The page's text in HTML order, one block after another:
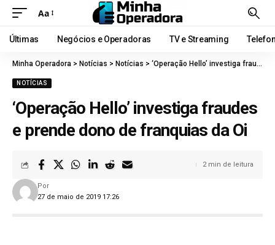
Aa
Últimas Negócios e Operadoras TV e Streaming
Minha Operadora > Notícias > Notícias > ‘Operação Hello’ investiga fraudes e prende dono de franquias da Oi
NOTÍCIAS
‘Operação Hello’ investiga fraudes
e prende dono de franquias da Oi
27 de maio de 2019 17:26
Por
2 min de leitura